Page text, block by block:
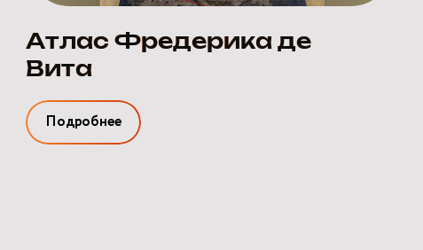
Атлас Фредерика де
Вита
Подробнее